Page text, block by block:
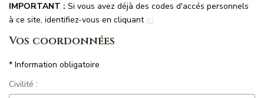
Millésimme Immobilier N°3
Millésimme Immobilier N°4
Millésimme Immobilier N°6
Millésimme Immobilier N°7
IMPORTANT : Si vous avez déjà des codes d'accés personnels
à ce site, identifiez-vous en cliquant ici
Vos coordonnées
* Information obligatoire
Civilité :